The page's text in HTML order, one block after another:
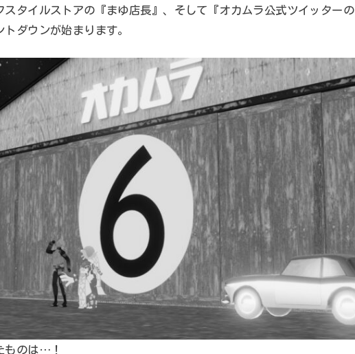
スタイルストアの『まゆ店長』、そして『オカムラ公式ツイッターの
ダウンが始まります。
ものは…！